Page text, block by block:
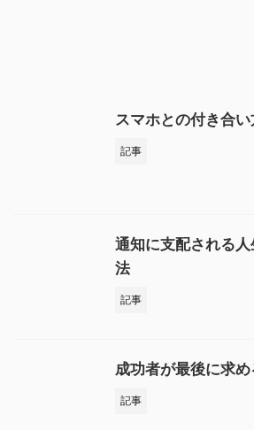
スマホとの付き合
記事
通知に支配される
法
記事
成功者が最後に求
記事